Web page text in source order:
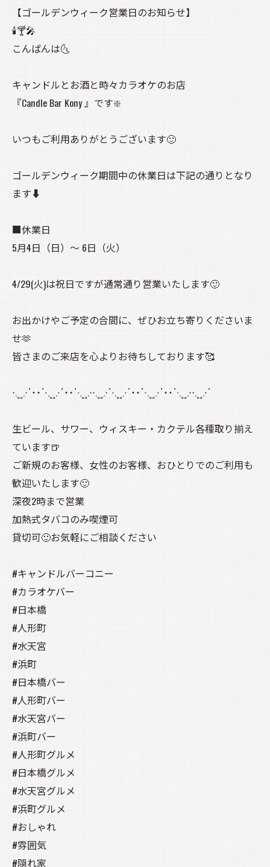
【ゴールデンウィーク営業日のお知らせ】
🕯️🍸️🎤
こんばんは🌜️
キャンドルとお酒と時々カラオケのお店
『Candle Bar Kony 』です❇️
いつもご利用ありがとうございます🙂
ゴールデンウィーク期間中の休業日は下記の通りとなり
ます⬇
■休業日
5月4日（日）〜 6日（火）
4/29(火)は祝日ですが通常通り営業いたします🙂
お出かけやご予定の合間に、ぜひお立ち寄りくださいま
せ🫶
皆さまのご来店を心よりお待ちしております🥰
⋅.˳˳.⋅ॱ˙˙ॱ⋅.˳˳.⋅ॱ˙˙ॱᐧ.˳˳.⋅⋅.˳˳.⋅ॱ⋅.˳˳.⋅ॱ˙˙ॱ⋅.˳˳.⋅ॱ˙˙ॱᐧ.˳˳.⋅⋅.˳˳.⋅ॱ
生ビール、サワー、ウィスキー・カクテル各種取り揃え
ています🍺
ご新規のお客様、女性のお客様、おひとりでのご利用も
歓迎いたします🙂
深夜2時まで営業
加熱式タバコのみ喫煙可
貸切可🙂お気軽にご相談ください
#キャンドルバーコニー
#カラオケバー
#日本橋
#人形町
#水天宮
#浜町
#日本橋バー
#人形町バー
#水天宮バー
#浜町バー
#人形町グルメ
#日本橋グルメ
#水天宮グルメ
#浜町グルメ
#おしゃれ
#雰囲気
#隠れ家